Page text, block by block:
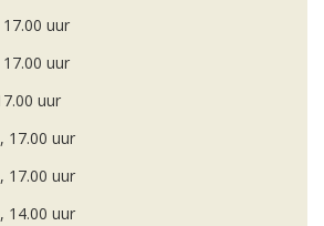
uur
uur
uur
17.00 uur
17.00 uur
14.00 uur